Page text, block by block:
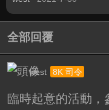
全部回覆
west 8K 司令
臨時起意的活動，